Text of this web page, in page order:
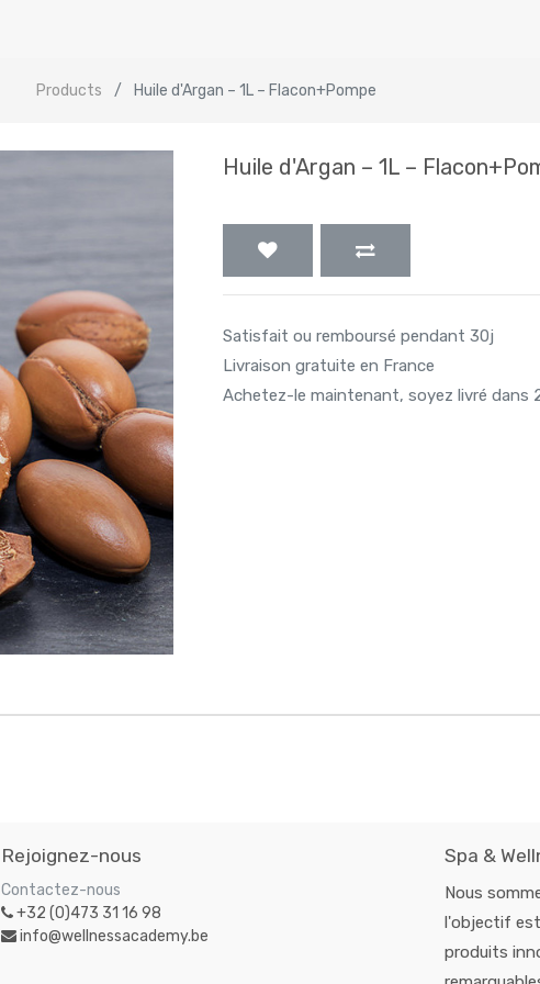
Products Huile d'Argan – 1L – Flacon+Pompe
Huile d'Argan – 1L –
Satisfait ou remboursé pendant 30j
Livraison gratuite en France
Achetez-le maintenant, soyez livré dans
Rejoignez-nous
Contactez-nous
+32 (0)473 31 16 98
info@wellnessacademy.be
Spa &
Nous
l'objectif est
produits